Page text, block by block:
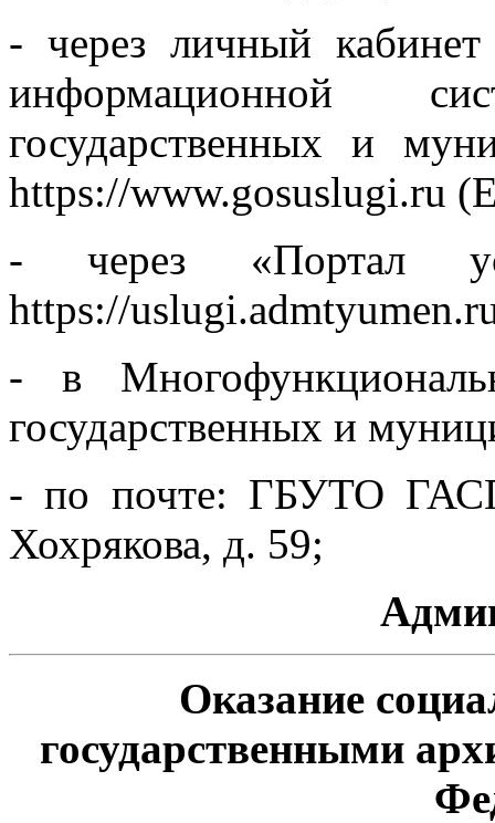
- через личный кабинет
информационной
государственных и
https://www.gosuslugi.ru
- через «Портал
https://
- в
государственных и
- по почте: ГБУТО
Хохрякова, д. 59;
Оказание
государственными